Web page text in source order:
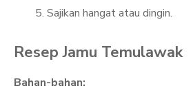
Sajikan hangat atau dingin.
Resep Jamu Temulawak
Bahan-bahan: